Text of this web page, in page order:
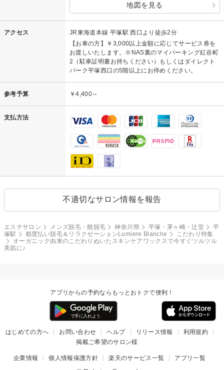
地図を見る
アクセス
JR東海道本線 平塚駅 西口より徒歩2分
【お車の方】￥3,000以上金額に応じてサービス券を
お渡しいたします。※NAS裏のマイパーキング紅谷町
2（駐車証明書お持ちください）もしくはダイレクト
パーク平塚西口の5階以上にお停めください。
参考予算 ￥4,400～
支払方法
不適切なサロン情報を報告
エステサロン メンズ脱毛・髭脱毛 神奈川県 平塚・茅ヶ崎・辻堂
平
塚駅
都度払い脱毛＆リラクゼーションLumiere Blanche
こだわり特集
オーガニック由来のこだわりぬいたスキンケアワックスで今すぐツルツル
美肌に♪
アプリからの予約ならもっとおトクで便利！
はじめての方へ お問い合わせ ヘルプ リリース情報
利用規約
掲載ご希望のサロン様
企業情報 個人情報保護方針 楽天のサービス一覧 アプリ一覧